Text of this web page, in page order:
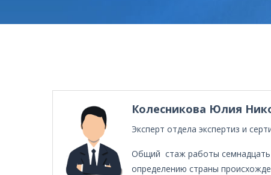
Колесникова Юлия
Эксперт отдела экспертиз и
Общий стаж работы семнадцать
определению страны